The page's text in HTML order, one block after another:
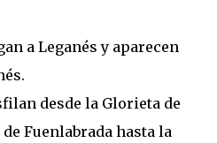
a Leganés y aparecen
desde la Glorieta de
Fuenlabrada hasta la